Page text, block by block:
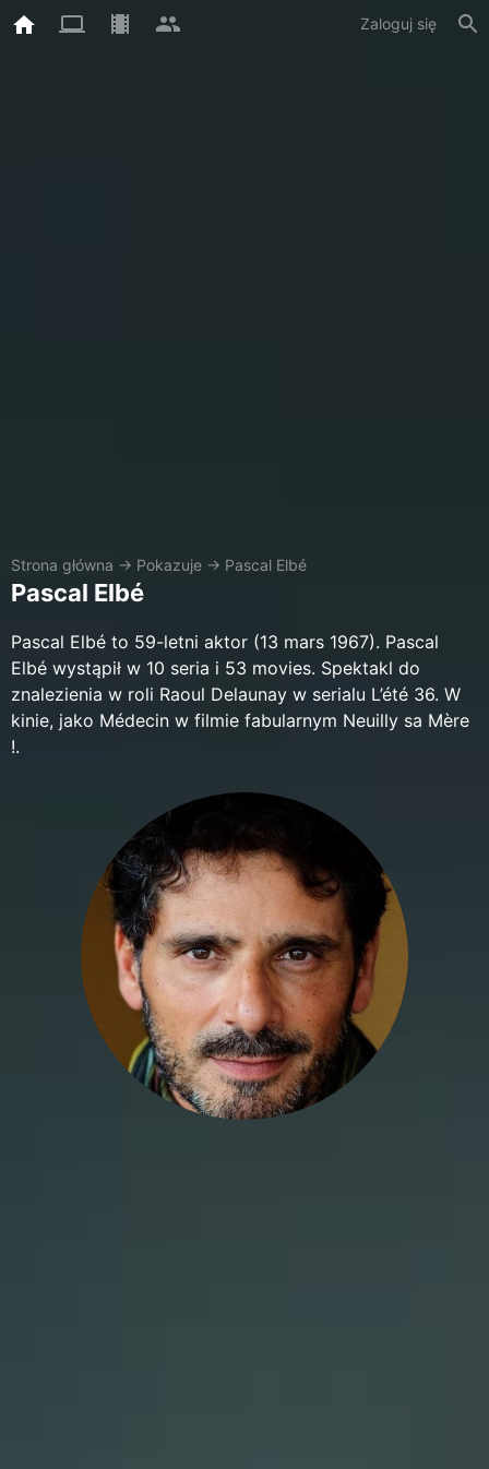
Zaloguj się
Strona główna → Pokazuje → Pascal Elbé
Pascal Elbé
Pascal Elbé to 59-letni aktor (13 mars 1967). Pascal
Elbé wystąpił w 10 seria i 53 movies. Spektakl do
znalezienia w roli Raoul Delaunay w serialu L’été 36. W
kinie, jako Médecin w filmie fabularnym Neuilly sa Mère
!.